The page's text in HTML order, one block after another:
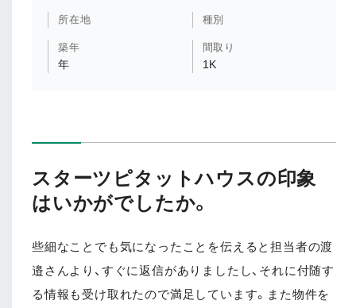
所在地 種別
築年
年
間取り
1K
スターツピタットハウスの印象
はいかがでしたか。
些細なことでも気になったことを伝えると担当者の渡
邉さんより、すぐに返信がありましたし、それに付随す
る情報も受け取れたので満足しています。また物件を